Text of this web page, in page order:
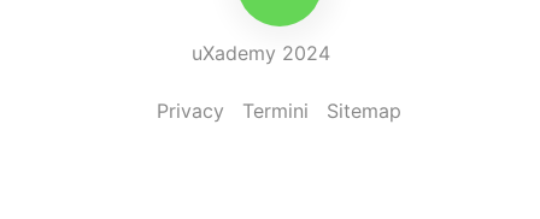
uXademy 2024
Privacy Termini Sitemap